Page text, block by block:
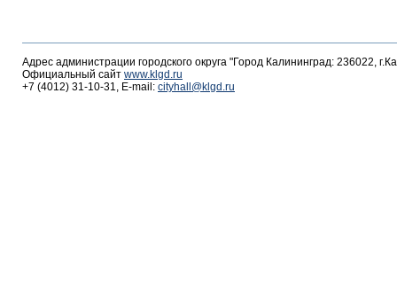
Адрес администрации городского округа "Город Калининград: 236022,
Официальный сайт www.klgd.ru
+7 (4012) 31-10-31, E-mail: cityhall@klgd.ru